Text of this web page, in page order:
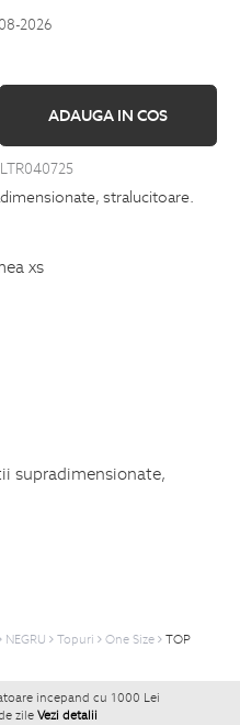
2026
ADAUGA IN COS
stralucitoare.
xs
supradimensionate,
NEGRU Topuri One Size
TOP
incepand cu 1000 Lei
zile Vezi detalii